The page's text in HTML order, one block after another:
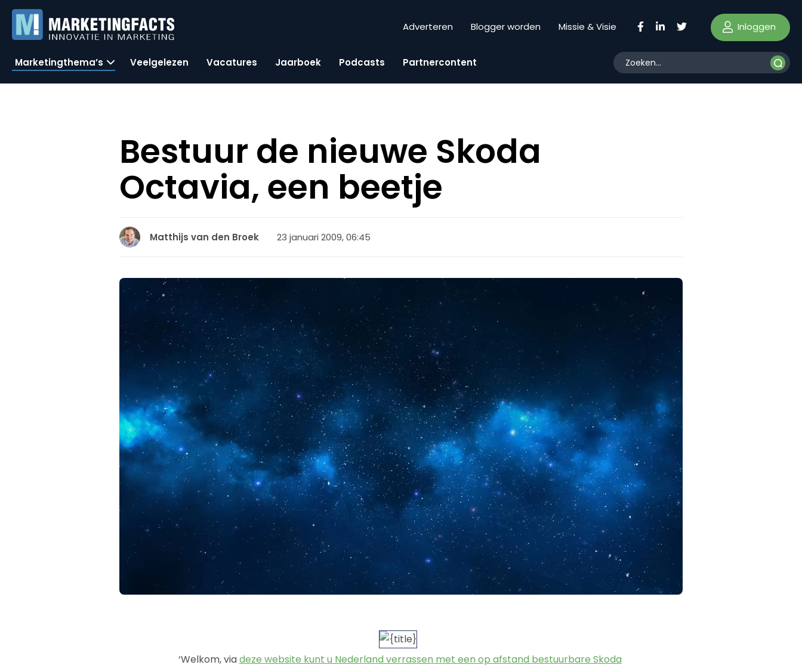
Adverteren Blogger worden Missie & Visie Inloggen
Marketingthema’s Veelgelezen Vacatures Jaarboek Podcasts Partnercontent
Bestuur de nieuwe Skoda
Octavia, een beetje
Matthijs van den Broek 23 januari 2009, 06:45
‘Welkom, viadeze website kunt u Nederland verrassen met een op afstand bestuurbare Skoda